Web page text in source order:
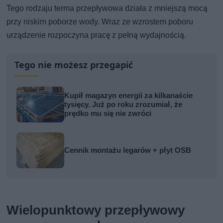
Tego rodzaju terma przepływowa działa z mniejszą mocą
przy niskim poborze wody. Wraz ze wzrostem poboru
urządzenie rozpoczyna pracę z pełną wydajnością.
Tego nie możesz przegapić
Kupił magazyn energii za kilkanaście
tysięcy. Już po roku zrozumiał, że
prędko mu się nie zwróci
Cennik montażu legarów + płyt OSB
Wielopunktowy przepływowy